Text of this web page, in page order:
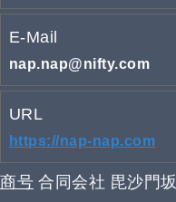
E-Mail
nap.nap@nifty.com
URL
https://nap-nap.com
商号 合同会社 毘沙門坂